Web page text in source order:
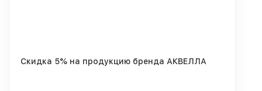
Скидка 5% на продукцию бренда АКВЕЛЛА